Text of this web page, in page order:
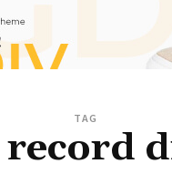
TAG